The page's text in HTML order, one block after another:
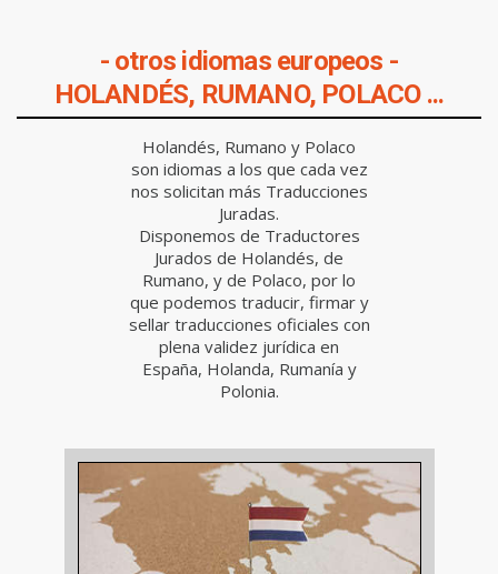
- otros idiomas europeos -
HOLANDÉS, RUMANO, POLACO ...
Holandés, Rumano y Polaco
son idiomas a los que cada vez
nos solicitan más Traducciones
Juradas.
Disponemos de Traductores
Jurados de Holandés, de
Rumano, y de Polaco, por lo
que podemos traducir, firmar y
sellar traducciones oficiales con
plena validez jurídica en
España, Holanda, Rumanía y
Polonia.